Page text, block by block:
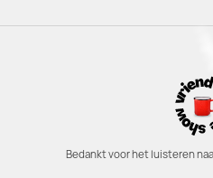
Bedankt voor het luisteren